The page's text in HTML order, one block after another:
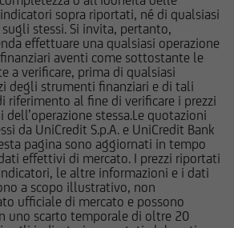
sopra riportati, né di qualsiasi
stessi. Si invita, pertanto,
effettuare una qualsiasi operazione
aventi come sottostante le
a verificare, prima di qualsiasi
degli strumenti finanziari e di tali
riferimento al fine di verificare i prezzi
stessa.Le quotazioni
da UniCredit S.p.A. e UniCredit Bank
pagina sono aggiornati in tempo
effettivi di mercato. I prezzi riportati
le altre informazioni e i dati
a scopo illustrativo, non
ufficiale di mercato e possono
uno scarto temporale di oltre 20
Definitive sul sito web
e dei collocatori. Tutte le
sul Sito, ivi comprese
sul trattamento fiscale e sul
relativi agli strumenti
riferiscono le informazioni
Sito, devono essere pertanto
integrate con quelle contenute
UniCredit Bank GmbH -
non è in nessun caso
decisioni di investimento
dall'utente sulla base